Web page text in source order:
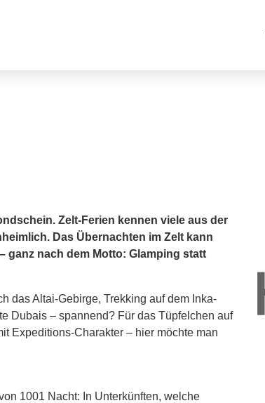
Zelt-Ferien kennen viele aus der
Das Übernachten im Zelt kann
ganz nach dem Motto: Glamping statt
das Altai-Gebirge, Trekking auf dem Inka-
Dubais – spannend? Für das Tüpfelchen auf
Expeditions-Charakter – hier möchte man
1001 Nacht: In Unterkünften, welche